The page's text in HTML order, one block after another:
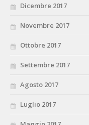
Dicembre 2017
Novembre 2017
Ottobre 2017
Settembre 2017
Agosto 2017
Luglio 2017